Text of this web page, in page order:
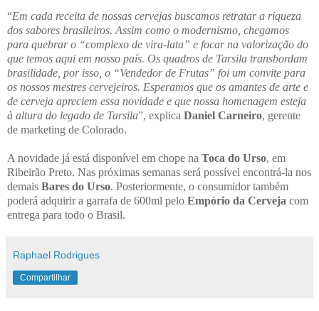
“Em cada receita de nossas cervejas buscamos retratar a riqueza
dos sabores brasileiros. Assim como o modernismo, chegamos
para quebrar o “complexo de vira-lata” e focar na valorização do
que temos aqui em nosso país. Os quadros de Tarsila transbordam
brasilidade, por isso, o “Vendedor de Frutas” foi um convite para
os nossos mestres cervejeiros. Esperamos que os amantes de arte e
de cerveja apreciem essa novidade e que nossa homenagem esteja
à altura do legado de Tarsila”, explica Daniel Carneiro, gerente
de marketing de Colorado.
A novidade já está disponível em chope na Toca do Urso, em
Ribeirão Preto. Nas próximas semanas será possível encontrá-la nos
demais Bares do Urso. Posteriormente, o consumidor também
poderá adquirir a garrafa de 600ml pelo Empório da Cerveja com
entrega para todo o Brasil.
Raphael Rodrigues
Compartilhar